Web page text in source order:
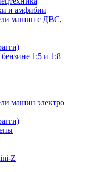
и амфибии
машин с ДВС,
1:5 и 1:8
машин электро
Z